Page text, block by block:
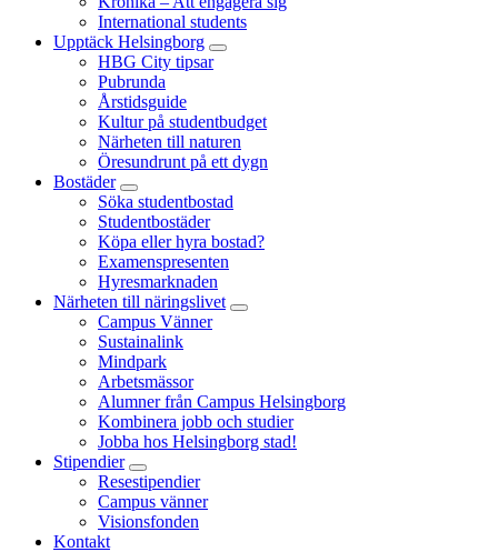
International students
Upptäck Helsingborg
HBG City tipsar
Pubrunda
Årstidsguide
Kultur på studentbudget
Närheten till naturen
Öresundrunt på ett dygn
Bostäder
Söka studentbostad
Studentbostäder
Köpa eller hyra bostad?
Examenspresenten
Hyresmarknaden
Närheten till näringslivet
Campus Vänner
Sustainalink
Mindpark
Arbetsmässor
Alumner från Campus Helsingborg
Kombinera jobb och studier
Jobba hos Helsingborg stad!
Stipendier
Resestipendier
Campus vänner
Visionsfonden
Kontakt